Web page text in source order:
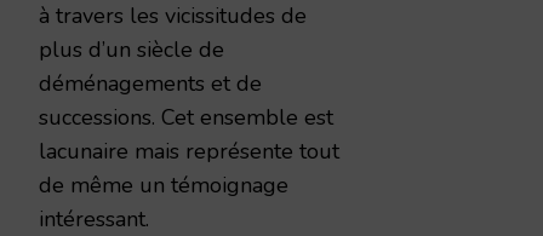
à travers les vicissitudes de
plus d’un siècle de
déménagements et de
successions. Cet ensemble est
lacunaire mais représente tout
de même un témoignage
intéressant.